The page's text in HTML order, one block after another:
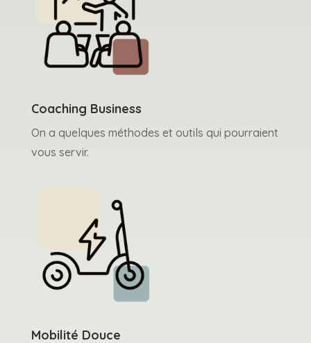
Coaching Business
On a quelques méthodes et outils qui pourraient
vous servir.
Mobilité Douce